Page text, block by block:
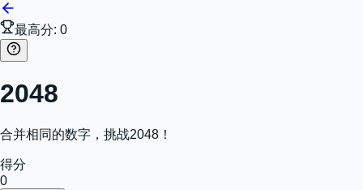
最高分: 0
2048
合并相同的数字，挑战2048！
得分
0